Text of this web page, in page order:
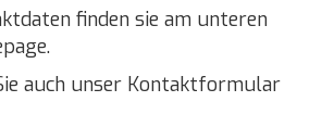
finden sie am unteren
auch unser Kontaktformular